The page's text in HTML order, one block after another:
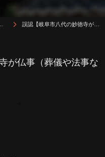
誤認【岐阜市八代の妙徳寺が仏事（葬儀や法事など）の相談承ります】
が仏事（葬儀や法事な